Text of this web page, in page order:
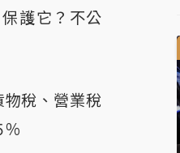
護它？不公
稅、營業稅